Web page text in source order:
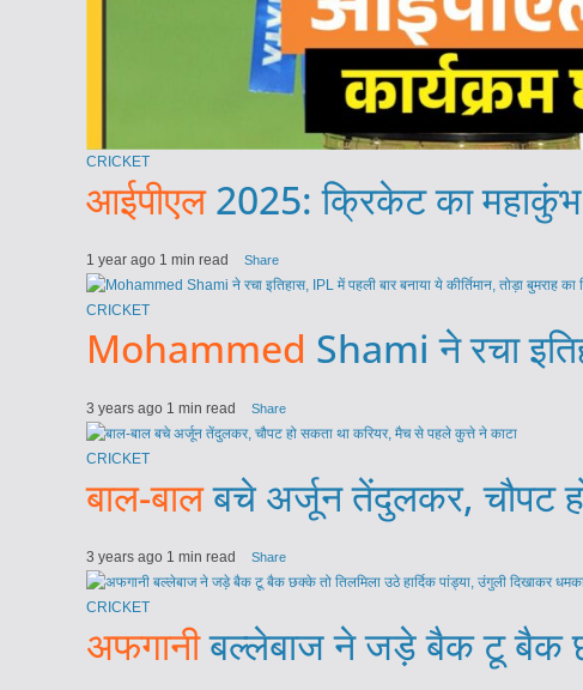
CRICKET
आईपीएल2025: क्रिकेट का
1 year ago 1 min read Share
CRICKET
Mohammed Shami ने रचा
3 years ago 1 min read Share
CRICKET
बाल-बालबचे अर्जून तेंदुलकर, चौपट
3 years ago 1 min read Share
CRICKET
अफगानीबल्लेबाज ने जड़े बैक टू बैक